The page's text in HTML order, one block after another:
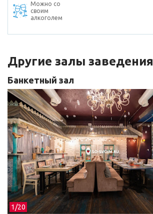
Можно со
своим
алкоголем
Другие залы заведения
1/20
Банкетный зал